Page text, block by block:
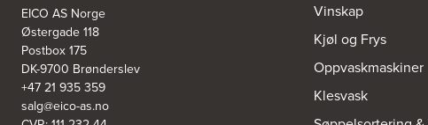
EICO AS Norge
Østergade 118
Postbox 175
DK-9700 Brønderslev
+47 21 935 359
salg@eico-as.no
Vinskap
Kjøl og Frys
Oppvaskmaskiner
Klesvask